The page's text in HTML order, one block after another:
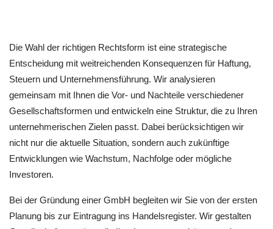
Die Wahl der richtigen Rechtsform ist eine strategische
Entscheidung mit weitreichenden Konsequenzen für Haftung,
Steuern und Unternehmensführung. Wir analysieren
gemeinsam mit Ihnen die Vor- und Nachteile verschiedener
Gesellschaftsformen und entwickeln eine Struktur, die zu Ihren
unternehmerischen Zielen passt. Dabei berücksichtigen wir
nicht nur die aktuelle Situation, sondern auch zukünftige
Entwicklungen wie Wachstum, Nachfolge oder mögliche
Investoren.
Bei der Gründung einer GmbH begleiten wir Sie von der ersten
Planung bis zur Eintragung ins Handelsregister. Wir gestalten